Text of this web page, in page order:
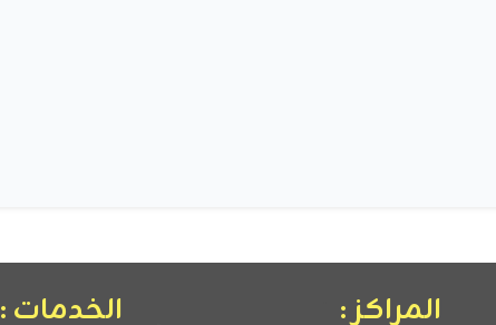
المراكز : الخدمات :